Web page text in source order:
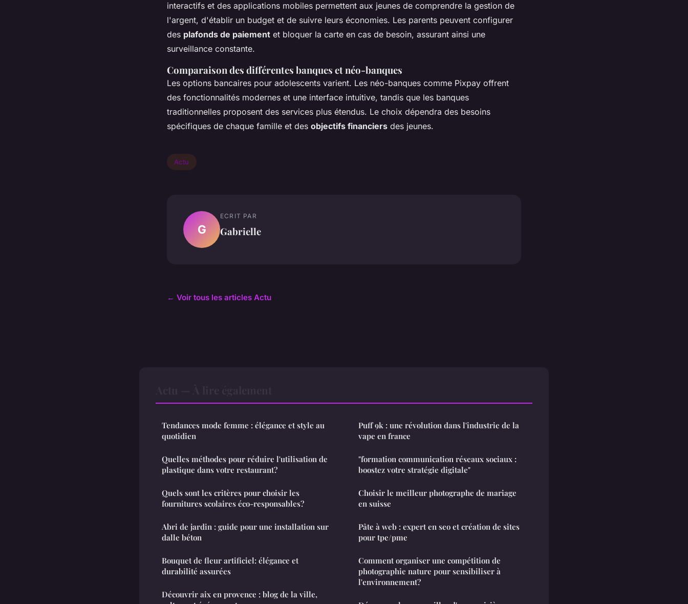
interactifs et des applications mobiles permettent aux jeunes de comprendre la gestion de
l'argent, d'établir un budget et de suivre leurs économies. Les parents peuvent configurer
des plafonds de paiement et bloquer la carte en cas de besoin, assurant ainsi une
surveillance constante.
Comparaison des différentes banques et néo-banques
Les options bancaires pour adolescents varient. Les néo-banques comme Pixpay offrent
des fonctionnalités modernes et une interface intuitive, tandis que les banques
traditionnelles proposent des services plus étendus. Le choix dépendra des besoins
spécifiques de chaque famille et des objectifs financiers des jeunes.
Actu
G
ECRIT PAR
Gabrielle
← Voir tous les articles Actu
Tendances mode femme : élégance et style au
quotidien
Quelles méthodes pour réduire l'utilisation de
plastique dans votre restaurant?
Quels sont les critères pour choisir les
fournitures scolaires éco-responsables?
Abri de jardin : guide pour une installation sur
dalle béton
Bouquet de fleur artificiel: élégance et
durabilité assurées
Découvrir aix en provence : blog de la ville,
Puff 9k : une révolution dans l'industrie de la
vape en france
"formation communication réseaux sociaux :
boostez votre stratégie digitale"
Choisir le meilleur photographe de mariage
en suisse
Pâte à web : expert en seo et création de sites
pour tpe/pme
Comment organiser une compétition de
photographie nature pour sensibiliser à
l'environnement?